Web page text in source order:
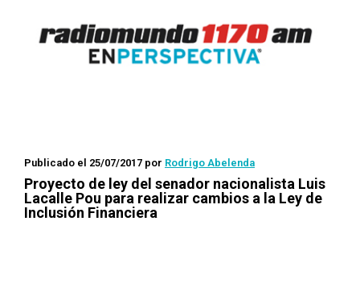
Publicado el 25/07/2017 por Rodrigo Abelenda
Proyecto de ley del senador nacionalista Luis
Lacalle Pou para realizar cambios a la Ley de
Inclusión Financiera